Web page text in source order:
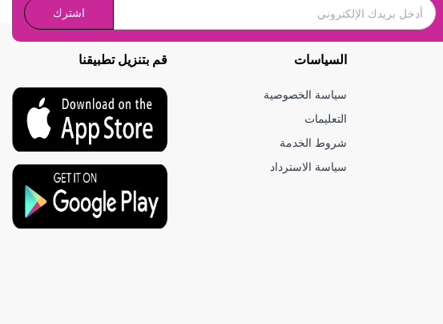
اشترك
السياسات
سياسة الخصوصية
التعليمات
شروط الخدمة
سياسة الاسترداد
قم بتنزيل تطبيقنا